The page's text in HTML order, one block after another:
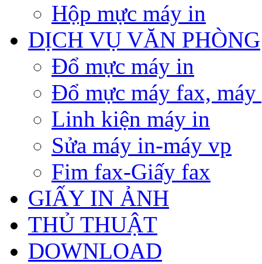
Hộp mực máy in
DỊCH VỤ VĂN PHÒNG
Đổ mực máy in
Đổ mực máy fax, máy
Linh kiện máy in
Sửa máy in-máy vp
Fim fax-Giấy fax
GIẤY IN ẢNH
THỦ THUẬT
DOWNLOAD